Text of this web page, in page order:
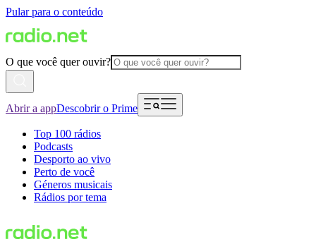
Pular para o conteúdo
O que você quer ouvir?
Abrir a appDescobrir o Prime
Top 100 rádios
Podcasts
Desporto ao vivo
Perto de você
Géneros musicais
Rádios por tema